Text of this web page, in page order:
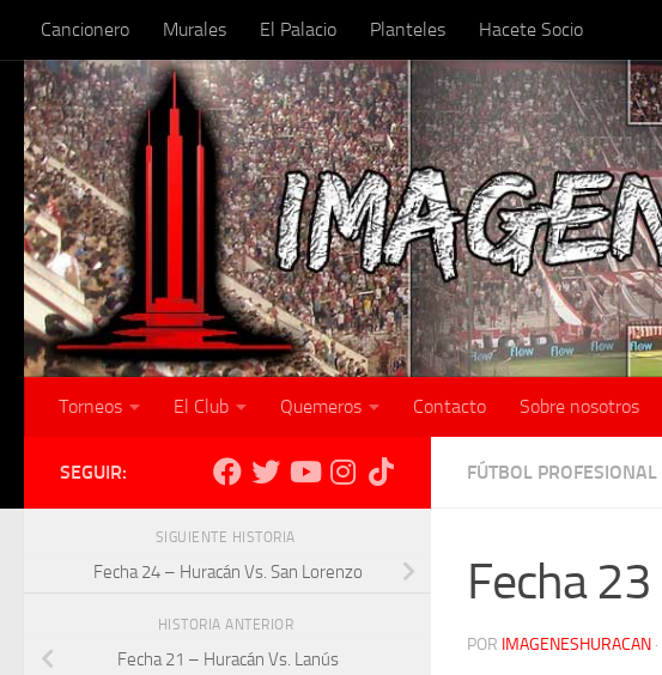
Skip to content
Cancionero Murales El Palacio Planteles Hacete Socio
Torneos El Club Quemeros Contacto Sobre nosotros
FÚTBOL PROFESIONAL
Fecha
POR IMAGENESHURACAN ·
SEGUIR:
SIGUIENTE HISTORIA
Fecha 24 – Huracán Vs. San Lorenzo
HISTORIA ANTERIOR
Fecha 21 – Huracán Vs. Lanús